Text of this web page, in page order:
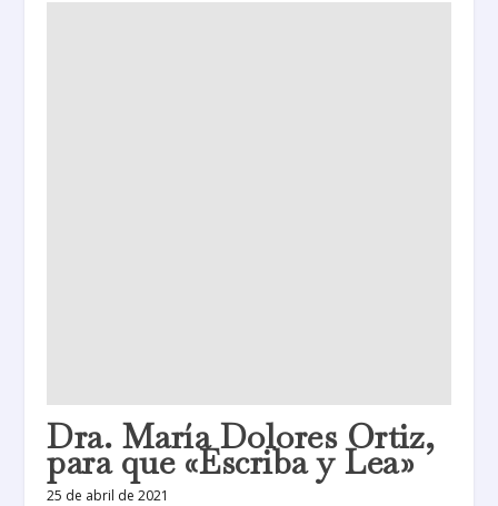
Dra. María Dolores Ortiz,
para que «Escriba y Lea»
25 de abril de 2021